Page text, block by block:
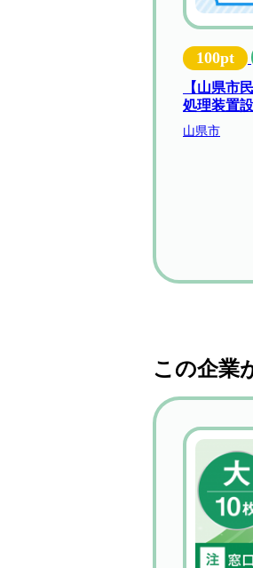
100pt
【山県市
処理装置
山県市
この企業